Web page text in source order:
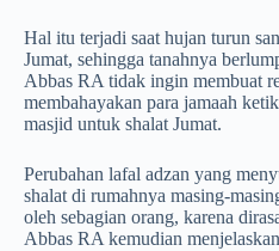
Hal itu terjadi saat hujan turun
Jumat, sehingga tanahnya
Abbas RA tidak ingin membuat
membahayakan para jamaah
masjid untuk shalat Jumat.
Perubahan lafal adzan yang
shalat di rumahnya masing-
oleh sebagian orang, karena
Abbas RA kemudian